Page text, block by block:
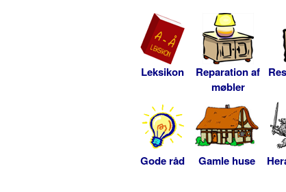
Leksikon
Reparation af
møbler
Gode råd Gamle huse